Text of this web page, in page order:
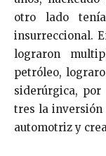
otro lado
insurreccional.
lograron
petróleo,
siderúrgica, por
tres la inversión
automotriz y